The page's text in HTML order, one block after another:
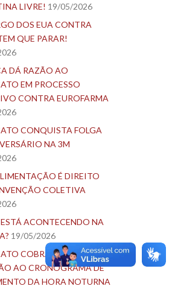
LIVRE! 19/05/2026
DOS EUA CONTRA
QUE PARAR!
DÁ RAZÃO AO
EM PROCESSO
CONTRA EUROFARMA
CONQUISTA FOLGA
NA 3M
É DIREITO
COLETIVA
ACONTECENDO NA
19/05/2026
COBRA BLAU EM
AO CRONOGRAMA DE
DA HORA NOTURNA